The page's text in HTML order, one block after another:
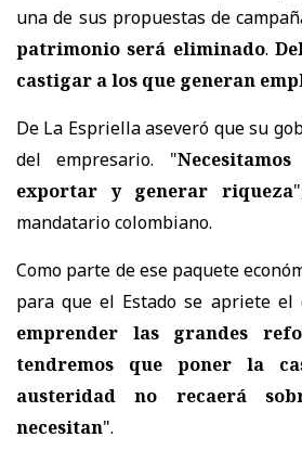
una de sus propuestas de
patrimonio será eliminado.
castigar a los que generan
De La Espriella aseveró que su
del empresario. "
exportar y generar riqueza
mandatario colombiano.
Como parte de ese paquete
para que el Estado se apriete el
emprender las grandes
tendremos que poner la
austeridad no recaerá
necesitan".